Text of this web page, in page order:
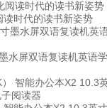
读时代的读书新姿势
水屏双语复读机英语